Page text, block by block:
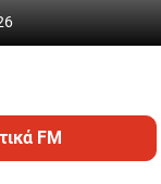
FM